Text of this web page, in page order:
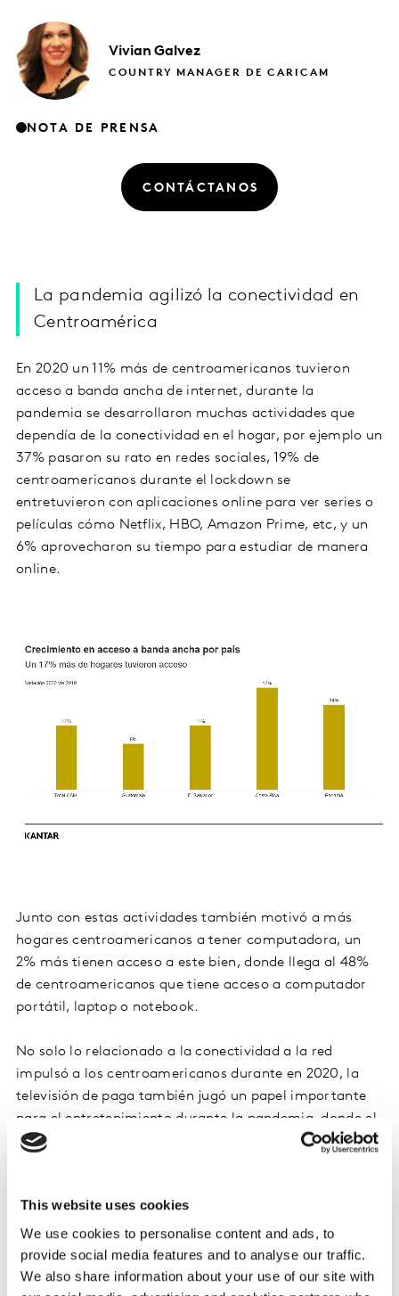
This website uses cookies
We use cookies to personalise content and ads, to
provide social media features and to analyse our traffic.
We also share information about your use of our site with
Vivian Galvez
COUNTRY MANAGER DE CARICAM
NOTA DE PRENSA
CONTÁCTANOS
La pandemia agilizó la conectividad en
Centroamérica
En 2020 un 11% más de centroamericanos tuvieron
acceso a banda ancha de internet, durante la
pandemia se desarrollaron muchas actividades que
dependía de la conectividad en el hogar, por ejemplo un
37% pasaron su rato en redes sociales, 19% de
centroamericanos durante el lockdown se
entretuvieron con aplicaciones online para ver series o
películas cómo Netflix, HBO, Amazon Prime, etc, y un
6% aprovecharon su tiempo para estudiar de manera
online.
Junto con estas actividades también motivó a más
hogares centroamericanos a tener computadora, un
2% más tienen acceso a este bien, donde llega al 48%
de centroamericanos que tiene acceso a computador
portátil, laptop o notebook.
No solo lo relacionado a la conectividad a la red
impulsó a los centroamericanos durante en 2020, la
televisión de paga también jugó un papel importante
para el entretenimiento durante la pandemia, donde el
6 de cada 10 centroamericanos afirmaron que miraban
centroamericanos con más televisores a color (lcd, led,
plasma, etc), llegando a un 83% que tienen acceso a
este bien, además la TV de paga incrementó 2%, donde
el 90% de centroamericanos tienen acceso a este